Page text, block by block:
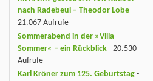
nach Radebeul – Theodor Lobe -
21.067 Aufrufe
Sommerabend in der »Villa
Sommer« – ein Rückblick - 20.530
Aufrufe
Karl Kröner zum 125. Geburtstag -